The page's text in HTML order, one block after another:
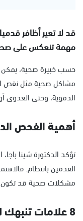
قد لا تعير أظافر
مهمة تنعكس على
حسب خبيرة صحية، يمكن
مشاكل صحية مثل نقص
الدموية، وحتى العدوى
أهمية الفحص
تؤكد الدكتورة شينا
القدمين بانتظام.
مشكلات صحية قد تكون
8 علامات تنبهك لمراجعة الطبيب فورًا